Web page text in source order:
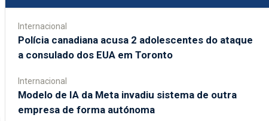
Internacional
Polícia canadiana acusa 2 adolescentes do ataque
a consulado dos EUA em Toronto
Internacional
Modelo de IA da Meta invadiu sistema de outra
empresa de forma autónoma